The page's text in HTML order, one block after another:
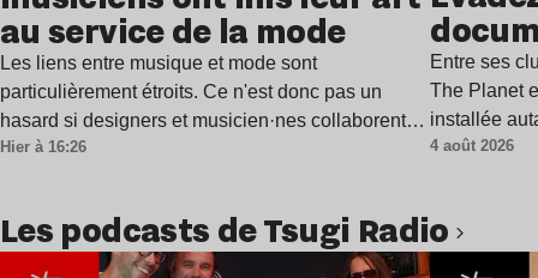
au service de la mode
Les liens entre musique et mode sont
particulièrement étroits. Ce n'est donc pas un
hasard si designers et musicien·nes collaborent…
Hier à 16:26
Entre ses
The Planet
installée
4 août 2026
Les podcasts de Tsugi Radio
Lire l’article